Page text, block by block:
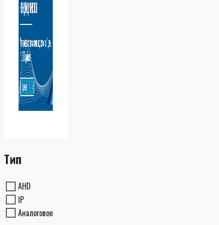
Тип
AHD
IP
Аналоговое